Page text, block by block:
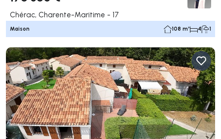
Chérac, Charente-Maritime - 17
Maison 108 m² 4 1